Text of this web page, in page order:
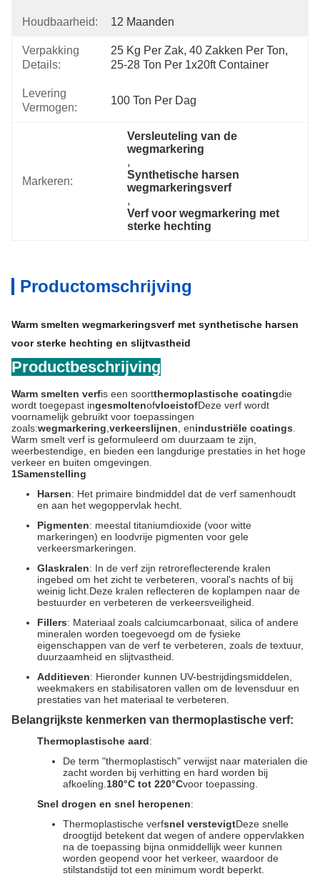
Houdbaarheid: 12 Maanden
Verpakking
Details:
25 Kg Per Zak, 40 Zakken Per Ton,
25-28 Ton Per 1x20ft Container
Levering
Vermogen:
100 Ton Per Dag
Markeren:
Versleuteling van de
wegmarkering
,
Synthetische harsen
wegmarkeringsverf
,
Verf voor wegmarkering met
sterke hechting
Productomschrijving
Warm smelten wegmarkeringsverf met synthetische harsen
voor sterke hechting en slijtvastheid
Productbeschrijving
Warm smelten verfis een soortthermoplastische coatingdie
wordt toegepast ingesmoltenofvloeistofDeze verf wordt
voornamelijk gebruikt voor toepassingen
zoals:wegmarkering verkeerslijnen , enindustriële coatings
Warm smelt verf is geformuleerd om duurzaam te zijn,
weerbestendige, en bieden een langdurige prestaties in het hoge
verkeer en buiten omgevingen.
1Samenstelling
Harsen: Het primaire bindmiddel dat de verf samenhoudt
en aan het wegoppervlak hecht.
Pigmenten: meestal titaniumdioxide (voor witte
markeringen) en loodvrije pigmenten voor gele
verkeersmarkeringen.
Glaskralen: In de verf zijn retroreflecterende kralen
ingebed om het zicht te verbeteren, vooral's nachts of bij
weinig licht. Deze kralen reflecteren de koplampen naar de
bestuurder en verbeteren de verkeersveiligheid.
Fillers: Materiaal zoals calciumcarbonaat, silica of andere
mineralen worden toegevoegd om de fysieke
eigenschappen van de verf te verbeteren, zoals de textuur,
duurzaamheid en slijtvastheid.
Additieven: Hieronder kunnen UV-bestrijdingsmiddelen,
weekmakers en stabilisatoren vallen om de levensduur en
prestaties van het materiaal te verbeteren.
Belangrijkste kenmerken van thermoplastische verf:
Thermoplastische aard:
De term "thermoplastisch" verwijst naar materialen die
zacht worden bij verhitting en hard worden bij
afkoeling. 180°C tot 220°Cvoor toepassing.
Snel drogen en snel heropenen:
Thermoplastische verfsnel verstevigtDeze snelle
droogtijd betekent dat wegen of andere oppervlakken
na de toepassing bijna onmiddellijk weer kunnen
worden geopend voor het verkeer, waardoor de
stilstandstijd tot een minimum wordt beperkt.